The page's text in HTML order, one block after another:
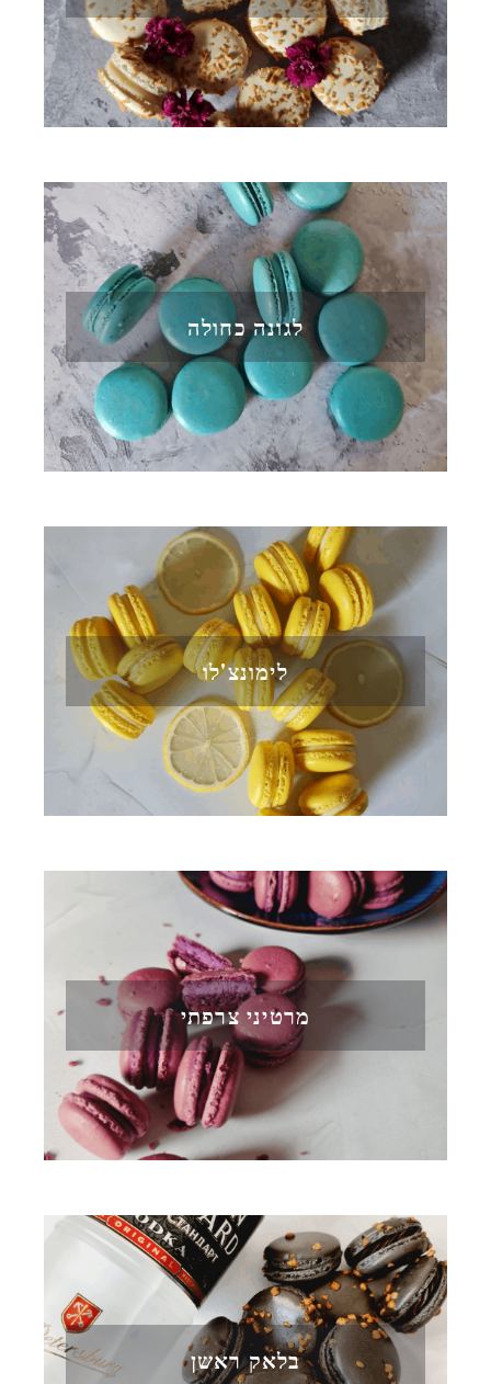
לגונה כחולה
לימונצ'לו
מרטיני צרפתי
בלאק ראשן